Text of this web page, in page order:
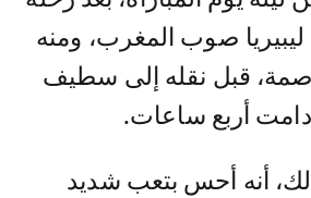
صوب المغرب، ومنه
قبل نقله إلى سطيف
أربع ساعات.
أنه أحس بتعب شديد